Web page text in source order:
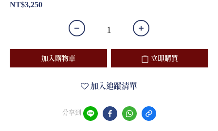
NT$3,250
加入購物車 立即購買
加入追蹤清單
分享到